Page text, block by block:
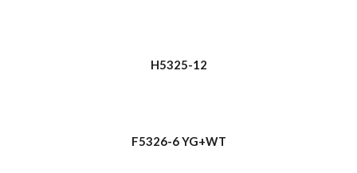
H5325-12
F5326-6 YG+WT